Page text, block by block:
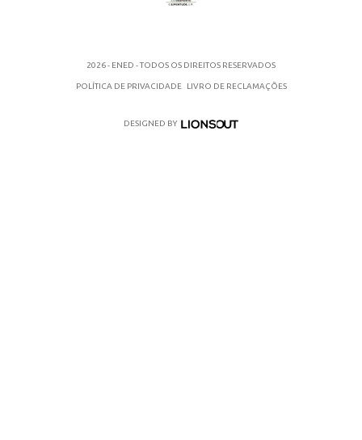
2026 - ENED - TODOS OS DIREITOS RESERVADOS
POLÍTICA DE PRIVACIDADE LIVRO DE RECLAMAÇÕES
DESIGNED BY